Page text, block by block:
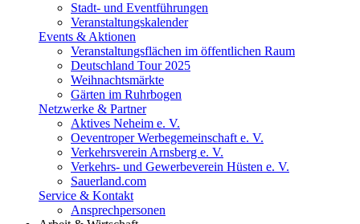
Stadt- und Eventführungen
Veranstaltungskalender
Events & Aktionen
Veranstaltungsflächen im öffentlichen Raum
Deutschland Tour 2025
Weihnachtsmärkte
Gärten im Ruhrbogen
Netzwerke & Partner
Aktives Neheim e. V.
Oeventroper Werbegemeinschaft e. V.
Verkehrsverein Arnsberg e. V.
Verkehrs- und Gewerbeverein Hüsten e. V.
Sauerland.com
Service & Kontakt
Ansprechpersonen